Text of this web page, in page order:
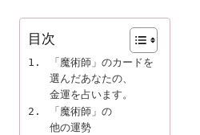
目次
「魔術師」のカードを
選んだあなたの、
金運を占います。
「魔術師」の
他の運勢